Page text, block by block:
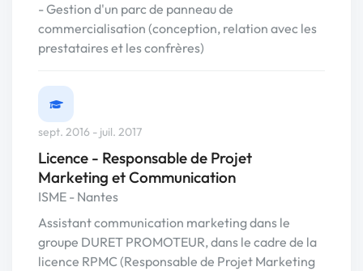
- Gestion d'un parc de panneau de
commercialisation (conception, relation avec les
prestataires et les confrères)
sept. 2016 - juil. 2017
Licence - Responsable de Projet
Marketing et Communication
ISME - Nantes
Assistant communication marketing dans le
groupe DURET PROMOTEUR, dans le cadre de la
licence RPMC (Responsable de Projet Marketing